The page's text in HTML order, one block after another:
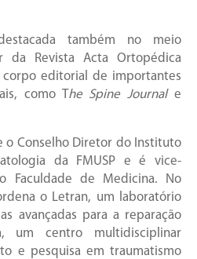
também no meio
Revista Acta Ortopédica
editorial de importantes
como The Spine Journale
o Conselho Diretor do Instituto
da FMUSP e é vice-
Faculdade de Medicina. No
o Letran, um laboratório
avançadas para a reparação
um centro multidisciplinar
e pesquisa em traumatismo